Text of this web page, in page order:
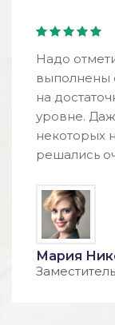
Надо
выполнены
на
уровне.
некоторых
решались
Мария